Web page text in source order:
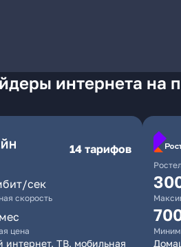
интернета на
14 тарифов
сек
скорость
цена
ТВ, мобильная